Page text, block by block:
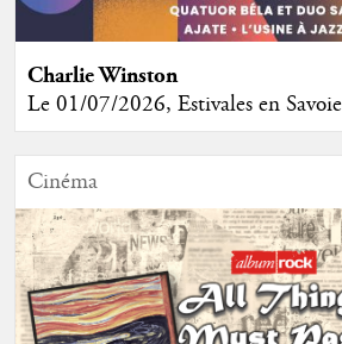
Charlie Winston
Le 01/07/2026, Estivales en
Cinéma